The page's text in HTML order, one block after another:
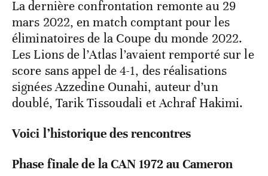
La dernière confrontation remonte au 29
mars 2022, en match comptant pour les
éliminatoires de la Coupe du monde 2022.
Les Lions de l’Atlas l’avaient remporté sur le
score sans appel de 4-1, des réalisations
signées Azzedine Ounahi, auteur d’un
doublé, Tarik Tissoudali et Achraf Hakimi.
Voici l’historique des rencontres
Phase finale de la CAN 1972 au Cameron